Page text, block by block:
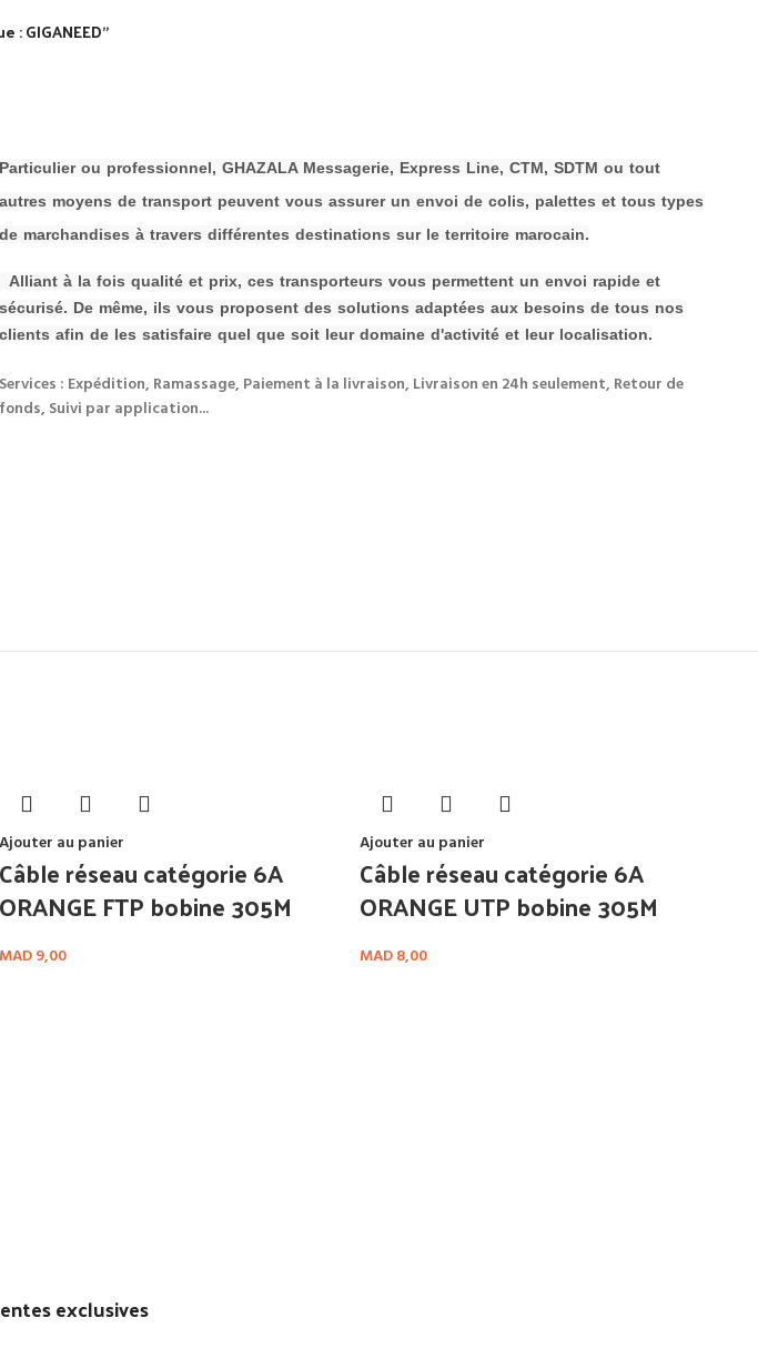
: GIGANEED”
Particulier ou professionnel, GHAZALA Messagerie, Express Line, CTM, SDTM ou tout
autres moyens de transport peuvent vous assurer un envoi de colis, palettes et tous types
de marchandises à travers différentes destinations sur le territoire marocain.
Alliant à la fois qualité et prix, ces transporteurs vous permettent un envoi rapide et
sécurisé. De même, ils vous proposent des solutions adaptées aux besoins de tous nos
clients afin de les satisfaire quel que soit leur domaine d'activité et leur localisation.
Services : Expédition, Ramassage, Paiement à la livraison, Livraison en 24h seulement, Retour de
fonds, Suivi par application...
Ajouter au panier
Câble réseau catégorie 6A
ORANGE FTP bobine 305M
MAD9,00
Ajouter au panier
Câble réseau catégorie 6A
ORANGE UTP bobine 305M
MAD8,00
exclusives